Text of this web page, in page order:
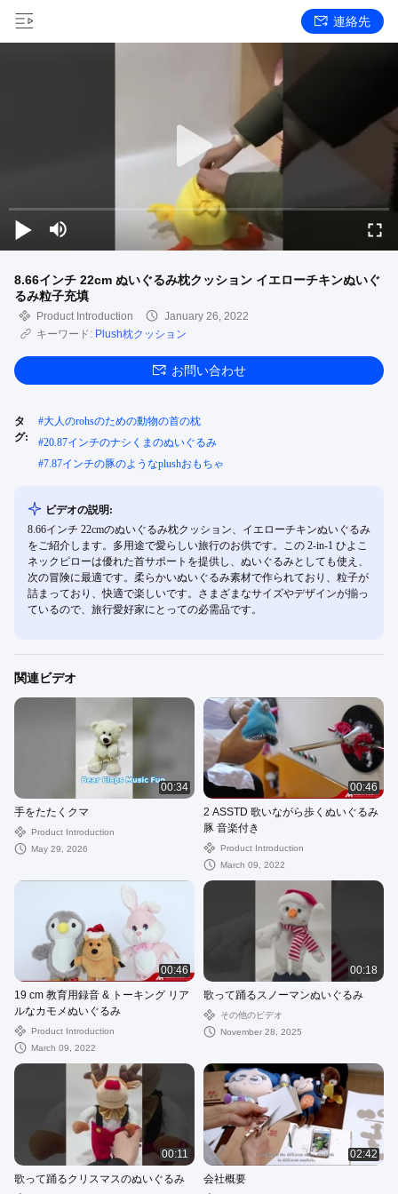
連絡先
8.66インチ 22cm ぬいぐるみ枕クッション イエローチキンぬいぐ
るみ粒子充填
Product Introduction
January 26, 2022
キーワード: Plush枕クッション
お問い合わせ
タ
グ:
#大人のrohsのための動物の首の枕
#20.87インチのナシくまのぬいぐるみ
#7.87インチの豚のようなplushおもちゃ
ビデオの説明:
8.66インチ 22cmのぬいぐるみ枕クッション、イエローチキンぬいぐるみ
をご紹介します。多用途で愛らしい旅行のお供です。この 2-in-1 ひよこ
ネックピローは優れた首サポートを提供し、ぬいぐるみとしても使え、
次の冒険に最適です。柔らかいぬいぐるみ素材で作られており、粒子が
詰まっており、快適で楽しいです。さまざまなサイズやデザインが揃っ
ているので、旅行愛好家にとっての必需品です。
関連ビデオ
00:34
手をたたくクマ
Product Introduction
May 29, 2026
00:46
2 ASSTD 歌いながら歩くぬいぐるみ
豚 音楽付き
Product Introduction
March 09, 2022
00:46
19 cm 教育用録音 & トーキング リア
ルなカモメぬいぐるみ
Product Introduction
March 09, 2022
00:18
歌って踊るスノーマンぬいぐるみ
その他のビデオ
November 28, 2025
00:11
歌って踊るクリスマスのぬいぐるみ
02:42
会社概要